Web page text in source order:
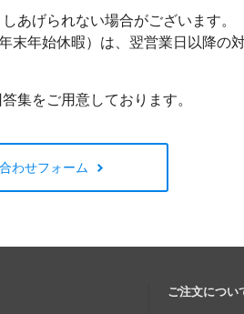
あげられない場合がございます。
年始休暇）は、翌営業日以降の
集をご用意しております。
わせフォーム
ご注文につい